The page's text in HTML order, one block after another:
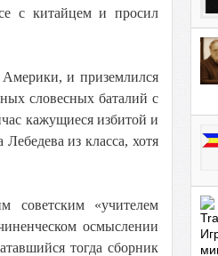
с китайцем и просил
Америки, и приземлился
словесных баталий с
кажущиеся избитой и
из класса, хотя
советским «учителем
осмыслении
тогда сборник